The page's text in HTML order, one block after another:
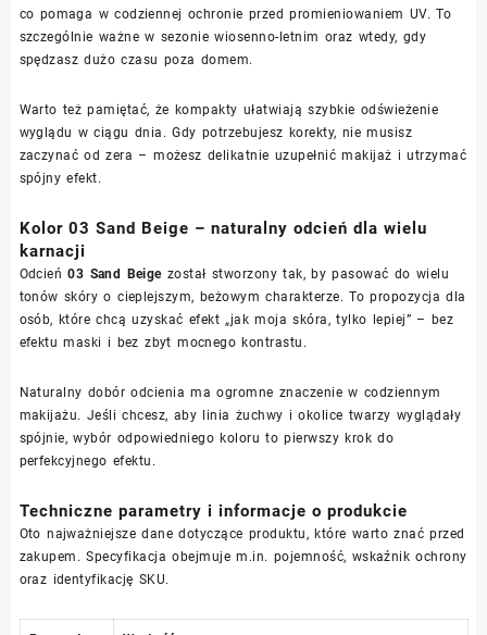
co pomaga w codziennej ochronie przed promieniowaniem UV. To
szczególnie ważne w sezonie wiosenno-letnim oraz wtedy, gdy
spędzasz dużo czasu poza domem.
Warto też pamiętać, że kompakty ułatwiają szybkie odświeżenie
wyglądu w ciągu dnia. Gdy potrzebujesz korekty, nie musisz
zaczynać od zera – możesz delikatnie uzupełnić makijaż i utrzymać
spójny efekt.
Kolor 03 Sand Beige – naturalny odcień dla wielu
karnacji
Odcień03 Sand Beigezostał stworzony tak, by pasować do wielu
tonów skóry o cieplejszym, beżowym charakterze. To propozycja dla
osób, które chcą uzyskać efekt „jak moja skóra, tylko lepiej” – bez
efektu maski i bez zbyt mocnego kontrastu.
Naturalny dobór odcienia ma ogromne znaczenie w codziennym
makijażu. Jeśli chcesz, aby linia żuchwy i okolice twarzy wyglądały
spójnie, wybór odpowiedniego koloru to pierwszy krok do
perfekcyjnego efektu.
Techniczne parametry i informacje o produkcie
Oto najważniejsze dane dotyczące produktu, które warto znać przed
zakupem. Specyfikacja obejmuje m.in. pojemność, wskaźnik ochrony
oraz identyfikację SKU.